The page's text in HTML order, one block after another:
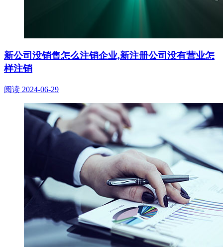
新公司没销售怎么注销企业,新注册公司没有营业怎
样注销
阅读 2024-06-29